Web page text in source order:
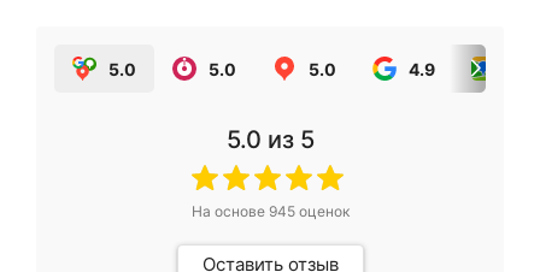
5.0 5.0 5.0 4.9
5.0 из 5
На основе 945оценок
Оставить отзыв